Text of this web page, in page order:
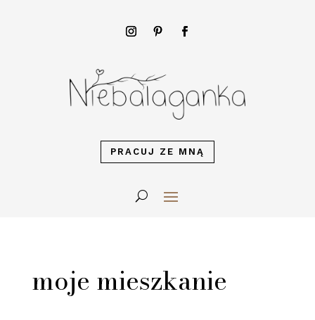
PRACUJ ZE MNĄ
moje mieszkanie